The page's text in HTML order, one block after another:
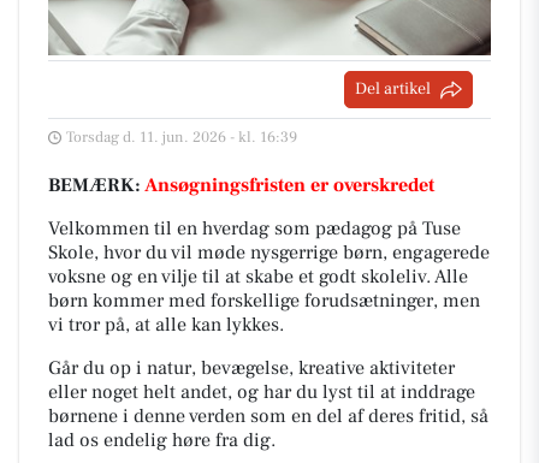
Del artikel
Torsdag d. 11. jun. 2026 - kl. 16:39
BEMÆRK: Ansøgningsfristen er overskredet
Velkommen til en hverdag som pædagog på Tuse
Skole, hvor du vil møde nysgerrige børn, engagerede
voksne og en vilje til at skabe et godt skoleliv. Alle
børn kommer med forskellige forudsætninger, men
vi tror på, at alle kan lykkes.
Går du op i natur, bevægelse, kreative aktiviteter
eller noget helt andet, og har du lyst til at inddrage
børnene i denne verden som en del af deres fritid, så
lad os endelig høre fra dig.